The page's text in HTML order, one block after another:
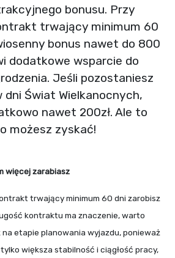
bonusu. Przy
trwający minimum 60
bonus nawet do 800
dodatkowe wsparcie do
Jeśli pozostaniesz
Świat Wielkanocnych,
nawet 200zł. Ale to
możesz zyskać!
więcej zarabiasz
trwający minimum 60 dni zarobisz
kontraktu ma znaczenie, warto
etapie planowania wyjazdu, ponieważ
większa stabilność i ciągłość pracy,